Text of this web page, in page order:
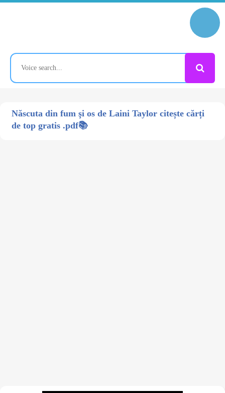
Născuta din fum şi os de Laini Taylor citește cărți
de top gratis .pdf📚